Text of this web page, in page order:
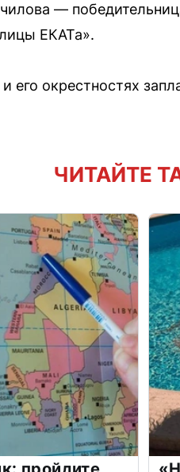
—
ЕКАТа».
и его окрестностях
ЧИТАЙТЕ